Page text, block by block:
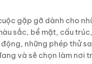
gặp gỡ dành cho
sắc, bề mặt, cấu
những phép thử
và sẽ chọn làm nơi